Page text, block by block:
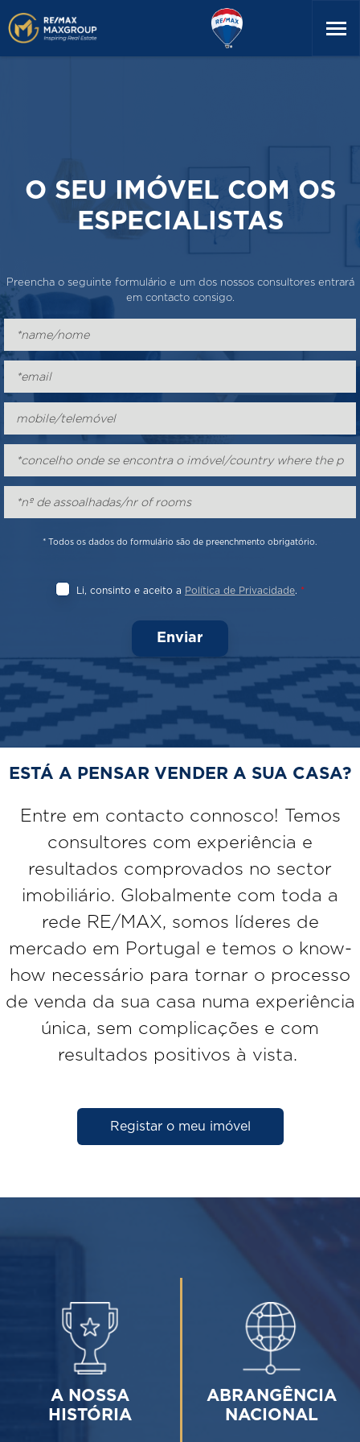
O SEU IMÓVEL COM OS
ESPECIALISTAS
Preencha o seguinte formulário e um dos nossos consultores entrará
em contacto consigo.
* Todos os dados do formulário são de preenchmento obrigatório.
Li, consinto e aceito a Política de Privacidade. *
Enviar
ESTÁ A PENSAR VENDER A SUA CASA?
Entre em contacto connosco! Temos
consultores com experiência e
resultados comprovados no sector
imobiliário. Globalmente com toda a
rede RE/MAX, somos líderes de
mercado em Portugal e temos o know-
how necessário para tornar o processo
de venda da sua casa numa experiência
única, sem complicações e com
resultados positivos à vista.
Registar o meu imóvel
A NOSSA
HISTÓRIA
ABRANGÊNCIA
NACIONAL